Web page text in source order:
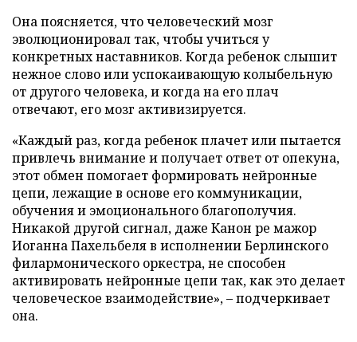
Она поясняется, что человеческий мозг
эволюционировал так, чтобы учиться у
конкретных наставников. Когда ребенок слышит
нежное слово или успокаивающую колыбельную
от другого человека, и когда на его плач
отвечают, его мозг активизируется.
«Каждый раз, когда ребенок плачет или пытается
привлечь внимание и получает ответ от опекуна,
этот обмен помогает формировать нейронные
цепи, лежащие в основе его коммуникации,
обучения и эмоционального благополучия.
Никакой другой сигнал, даже Канон ре мажор
Иоганна Пахельбеля в исполнении Берлинского
филармонического оркестра, не способен
активировать нейронные цепи так, как это делает
человеческое взаимодействие», – подчеркивает
она.